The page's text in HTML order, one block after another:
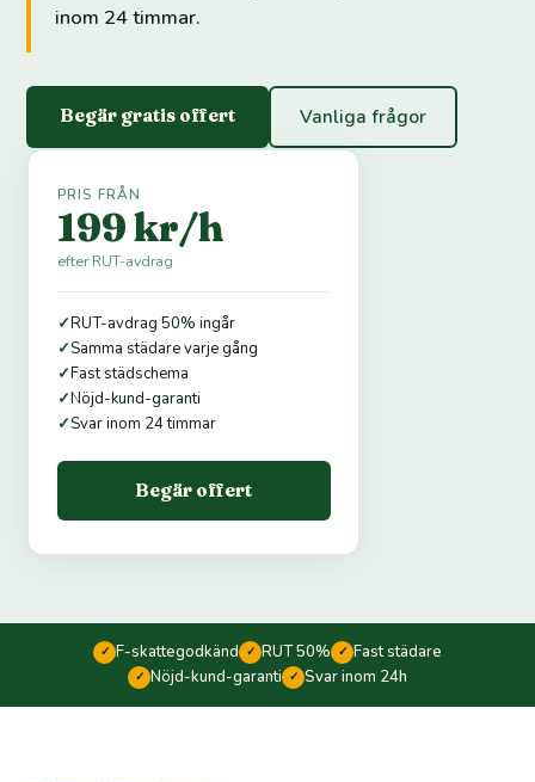
inom 24 timmar.
Begär gratis offert Vanliga frågor
PRIS FRÅN
199 kr/h
efter RUT-avdrag
✓RUT-avdrag 50% ingår
✓Samma städare varje gång
✓Fast städschema
✓Nöjd-kund-garanti
✓Svar inom 24 timmar
Begär offert
✓ F-skattegodkänd ✓ RUT 50% ✓ Fast städare
✓ Nöjd-kund-garanti ✓ Svar inom 24h